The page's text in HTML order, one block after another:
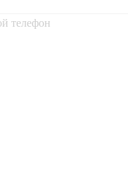
телефон